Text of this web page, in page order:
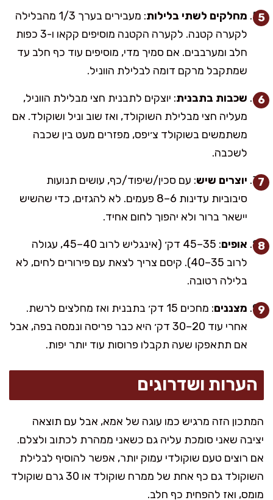
מחלקים לשתי בלילות
: מעבירים בערך 1/3 מהבלילה
לקערה קטנה. לקערה הקטנה מוסיפים קקאו ו-3 כפות
חלב ומערבבים. אם סמיך מדי, מוסיפים עוד כף חלב עד
שמתקבל מרקם דומה לבלילת הווניל.
שכבות בתבנית: יוצקים לתבנית חצי מבלילת הווניל,
מעליה חצי מבלילת השוקולד, ואז שוב וניל ושוקולד. אם
משתמשים בשוקולד צ׳יפס, מפזרים מעט בין שכבה
לשכבה.
יוצרים שיש: עם סכין/שיפוד/כף, עושים תנועות
סיבוביות עדינות 6–8 פעמים. לא להגזים, כדי שהשיש
יישאר ברור ולא יהפוך לחום אחיד.
אופים
: 35–45 דק׳ (אינגליש לרוב 40–45, עגולה
לרוב 35–40). קיסם צריך לצאת עם פירורים לחים, לא
בלילה רטובה.
מצננים
: מחכים 15 דק׳ בתבנית ואז מחלצים לרשת.
אחרי עוד 20–30 דק׳ היא כבר פריסה ונמסה בפה, אבל
אם תתאפקו שעה תקבלו פרוסות עוד יותר יפות.
הערות ושדרוגים
המתכון הזה מרגיש כמו עוגה של אמא, אבל עם תוצאה
יציבה שאני סומכת עליה גם כשאני ממהרת לכתוב ולצלם.
אם רוצים טעם שוקולדי עמוק יותר, אפשר להוסיף לבלילת
השוקולד גם כף אחת של ממרח שוקולד או 30 גרם שוקולד
מומס, ואז להפחית כף חלב.